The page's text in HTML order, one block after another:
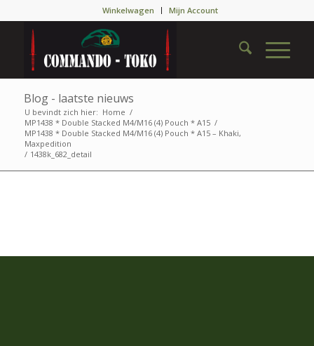
Winkelwagen Mijn Account
Blog - laatste nieuws
U bevindt zich hier: Home /
MP1438 * Double Stacked M4/M16 (4) Pouch * A15 /
MP1438 * Double Stacked M4/M16 (4) Pouch * A15 – Khaki,
Maxpedition
/ 1438k_682_detail